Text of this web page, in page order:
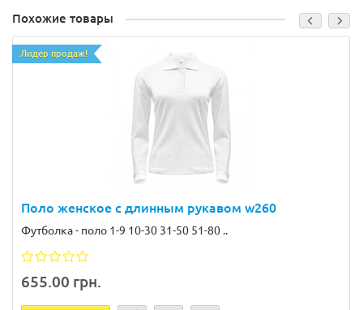
Похожие товары
Лидер продаж!
Поло женское с длинным рукавом w260
Футболка - поло 1-9 10-30 31-50 51-80 ..
655.00 грн.